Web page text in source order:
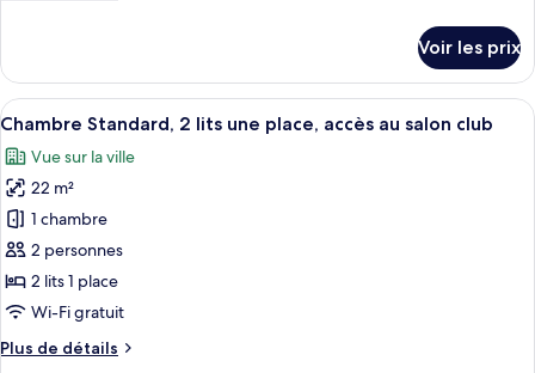
lits
une
place
le
type
de
Chambre
Standard,
2
lits
une
place
Voir les prix
Afficher
toutes
les
photos
pour
ce
type
de
chambre :
Chambre
Une chambre d’hôtel avec deux
12
Chambre Standard, 2 lits une place, accès au salon club
Vue sur la ville
22 m²
1 chambre
2 personnes
2 lits 1 place
Wi-Fi gratuit
Plus de détails
Plus